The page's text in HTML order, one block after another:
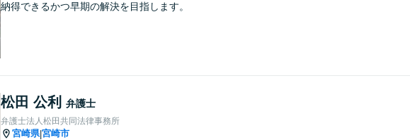
納得できるかつ早期の解決を目指します。
松田 公利 弁護士
弁護士法人松田共同法律事務所
宮崎県|宮崎市